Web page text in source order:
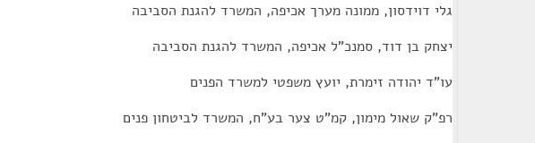
גלי דוידסון, ממונה מערך אכיפה, המשרד להגנת הסביבה
יצחק בן דוד, סמנכ"ל אכיפה, המשרד להגנת הסביבה
עו"ד יהודה זימרת, יועץ משפטי למשרד הפנים
רפ"ק שאול מימון, קמ"ט צער בע"ח, המשרד לביטחון פנים